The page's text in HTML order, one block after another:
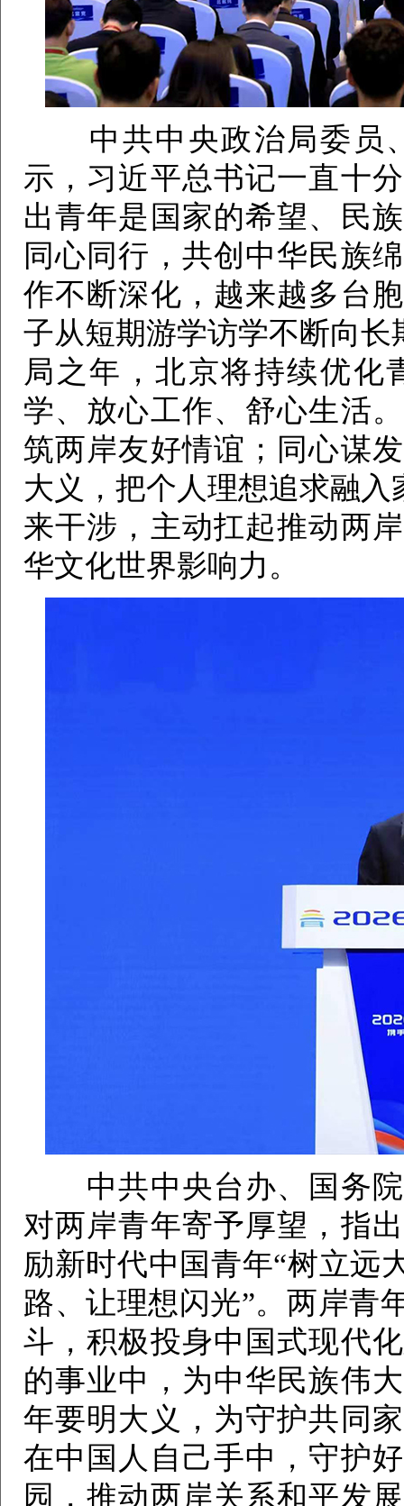
中共中央政治局委员、
示，习近平总书记一直十
出青年是国家的希望、民
同心同行，共创中华民族
作不断深化，越来越多台
子从短期游学访学不断向长
局之年，北京将持续优化
学、放心工作、舒心生活
筑两岸友好情谊；同心谋
大义，把个人理想追求融
来干涉，主动扛起推动两
华文化世界影响力。
中共中央台办、国务院
对两岸青年寄予厚望，指
励新时代中国青年“树立远
路、让理想闪光”。两岸青
斗，积极投身中国式现代
的事业中，为中华民族伟
年要明大义，为守护共同
在中国人自己手中，守护
园，推动两岸关系和平发